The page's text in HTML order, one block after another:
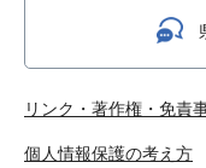
リンク・著作権・免責
個人情報保護の考え方